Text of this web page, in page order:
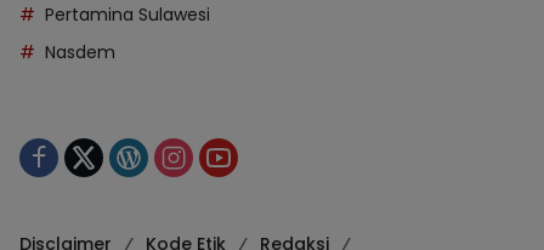
Pertamina Sulawesi
Nasdem
Disclaimer Kode Etik Redaksi